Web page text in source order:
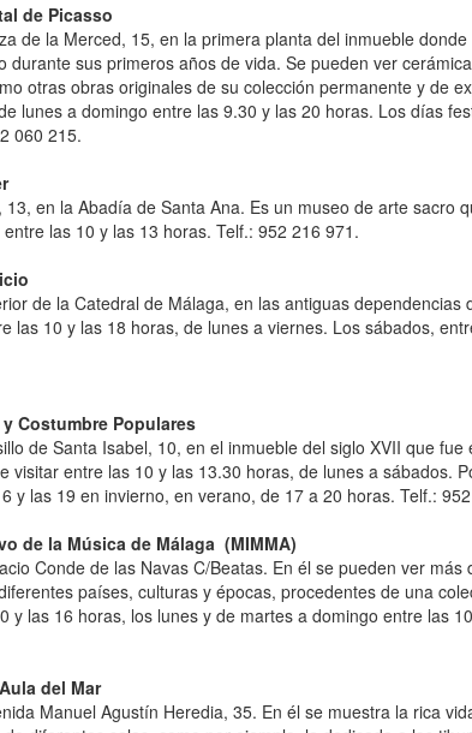
de Picasso
de la Merced, 15, en la primera planta del inmueble
durante sus primeros años de vida. Se pueden ver
otras obras originales de su colección permanente y de
lunes a domingo entre las 9.30 y las 20 horas. Los días
060 215.
13, en la Abadía de Santa Ana. Es un museo de arte sacro
las 10 y las 13 horas. Telf.: 952 216 971.
de la Catedral de Málaga, en las antiguas dependencias
las 10 y las 18 horas, de lunes a viernes. Los sábados,
Costumbre Populares
de Santa Isabel, 10, en el inmueble del siglo XVII que fue
visitar entre las 10 y las 13.30 horas, de lunes a sábados.
y las 19 en invierno, en verano, de 17 a 20 horas. Telf.:
de la Música de Málaga (MIMMA)
Conde de las Navas C/Beatas. En él se pueden ver más
países, culturas y épocas, procedentes de una
y las 16 horas, los lunes y de martes a domingo entre las
del Mar
Manuel Agustín Heredia, 35. En él se muestra la rica